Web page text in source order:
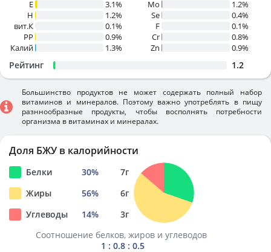
E
3.1%
H
1.2%
вит.К
0.1%
PP
0.9%
Калий
1.3%
Mo
1.2%
Se
0.4%
F
0.1%
Cr
0.8%
Zn
0.9%
Рейтинг 1.2
Большинство продуктов не может содержать полный набор
витаминов и минералов. Поэтому важно употреблять в пищу
разннообразные продукты, чтобы восполнять потребности
организма в витаминах и минералах.
Доля БЖУ в калорийности
Белки 30% 7г
Жиры
56% 6г
Углеводы
14% 3г
Соотношение белков, жиров и углеводов
1 : 0.8 : 0.5